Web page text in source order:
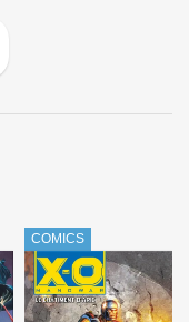
COMICS